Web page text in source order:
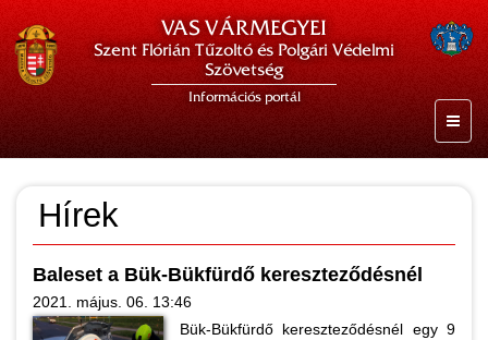
VAS VÁRMEGYEI
Szent Flórián Tűzoltó és Polgári Védelmi
Szövetség
Információs portál
Hírek
Baleset a Bük-Bükfürdő kereszteződésnél
2021. május. 06. 13:46
Bük-Bükfürdő kereszteződésnél egy 9